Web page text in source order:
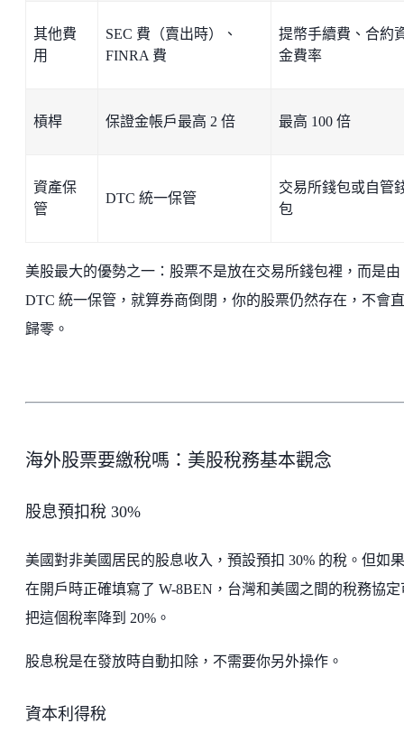
其他費
用
SEC 費（賣出時）、
FINRA 費
提幣手續費、合約
金費率
槓桿 保證金帳戶最高 2 倍 最高 100 倍
資產保
管
DTC 統一保管
交易所錢包或自管
包
美股最大的優勢之一：股票不是放在交易所錢包裡，而是由
DTC 統一保管，就算券商倒閉，你的股票仍然存在，不會
歸零。
海外股票要繳稅嗎：美股稅務基本觀念
股息預扣稅 30%
美國對非美國居民的股息收入，預設預扣 30% 的稅。但如
在開戶時正確填寫了 W-8BEN，台灣和美國之間的稅務協定
把這個稅率降到 20%。
股息稅是在發放時自動扣除，不需要你另外操作。
資本利得稅